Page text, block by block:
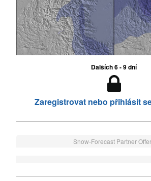
Dalších 6 - 9 dní
Zaregistrovat nebo přihlásit
Snow-Forecast Partner